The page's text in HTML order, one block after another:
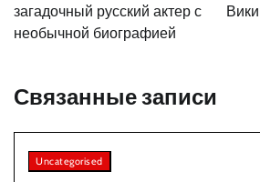
записям
загадочный русский актер с
необычной биографией
Связанные записи
Uncategorised